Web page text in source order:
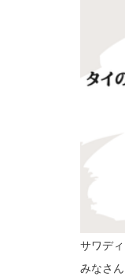
サワデ
みなさん